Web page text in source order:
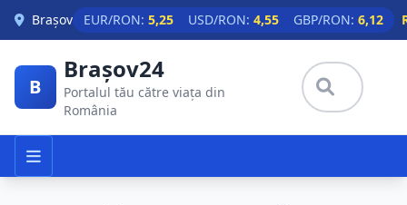
Skip to main content
Brașov EUR/RON: 5,25 USD/RON: 4,55 GBP/RON: 6,12
B
Brașov24
Portalul tău către viața din
România